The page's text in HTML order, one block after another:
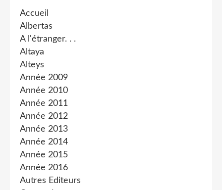
Accueil
Albertas
A l'étranger. . .
Altaya
Alteys
Année 2009
Année 2010
Année 2011
Année 2012
Année 2013
Année 2014
Année 2015
Année 2016
Autres Editeurs